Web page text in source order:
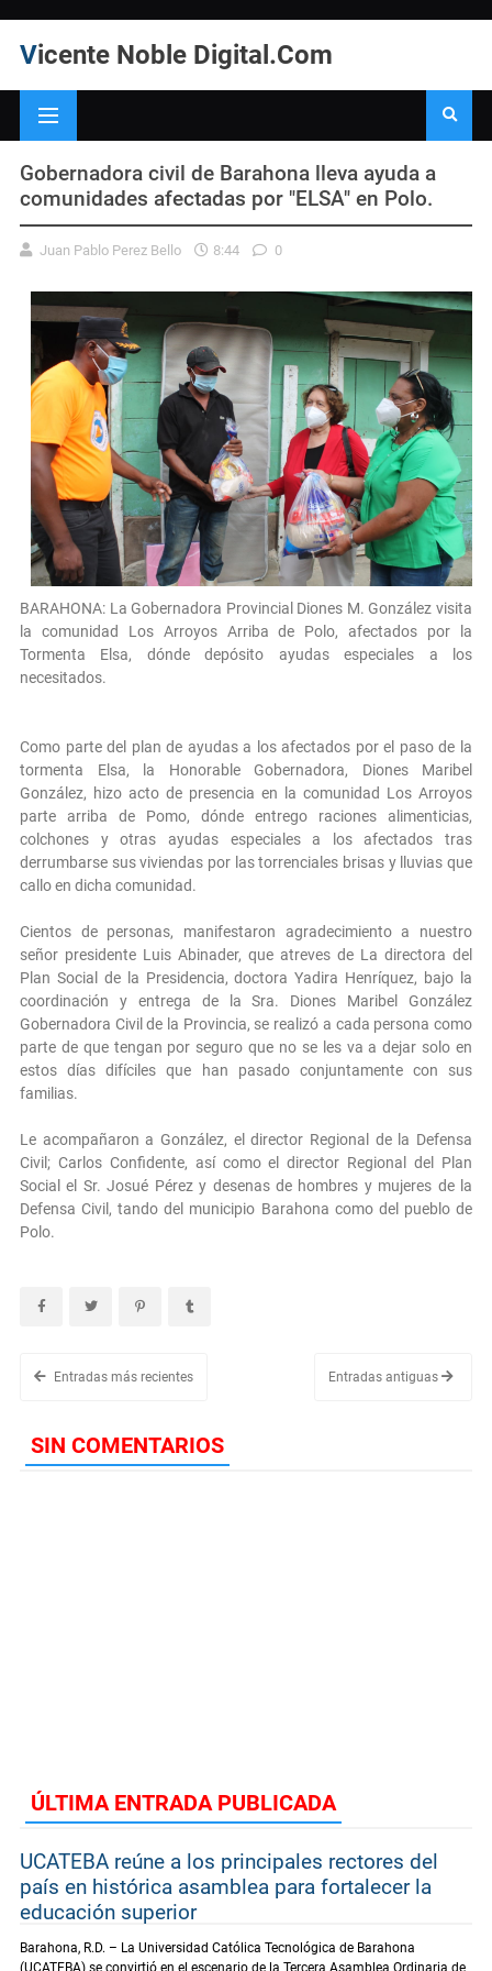
Vicente Noble Digital.Com
Gobernadora civil de Barahona lleva ayuda a
comunidades afectadas por "ELSA" en Polo.
Juan Pablo Perez Bello 8:44 0
BARAHONA: La Gobernadora Provincial Diones M. González visita
la comunidad Los Arroyos Arriba de Polo, afectados por la
Tormenta Elsa, dónde depósito ayudas especiales a los
necesitados.
Como parte del plan de ayudas a los afectados por el paso de la
tormenta Elsa, la Honorable Gobernadora, Diones Maribel
González, hizo acto de presencia en la comunidad Los Arroyos
parte arriba de Pomo, dónde entrego raciones alimenticias,
colchones y otras ayudas especiales a los afectados tras
derrumbarse sus viviendas por las torrenciales brisas y lluvias que
callo en dicha comunidad.
Cientos de personas, manifestaron agradecimiento a nuestro
señor presidente Luis Abinader, que atreves de La directora del
Plan Social de la Presidencia, doctora Yadira Henríquez, bajo la
coordinación y entrega de la Sra. Diones Maribel González
Gobernadora Civil de la Provincia, se realizó a cada persona como
parte de que tengan por seguro que no se les va a dejar solo en
estos días difíciles que han pasado conjuntamente con sus
familias.
Le acompañaron a González, el director Regional de la Defensa
Civil; Carlos Confidente, así como el director Regional del Plan
Social el Sr. Josué Pérez y desenas de hombres y mujeres de la
Defensa Civil, tando del municipio Barahona como del pueblo de
Polo.
Entradas más recientes Entradas antiguas
SIN COMENTARIOS
ÚLTIMA ENTRADA PUBLICADA
UCATEBA reúne a los principales rectores del
país en histórica asamblea para fortalecer la
educación superior
Barahona, R.D. – La Universidad Católica Tecnológica de Barahona
(UCATEBA) se convirtió en el escenario de la Tercera Asamblea Ordinaria de